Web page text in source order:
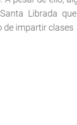
Librada
de impartir clases